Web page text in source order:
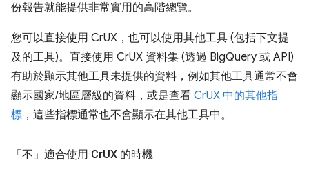
份報告就能提供非常實用的高階總覽。
您可以直接使用 CrUX，也可以使用其他工具 (包括下文提
及的工具)。直接使用 CrUX 資料集 (透過 BigQuery 或 API)
有助於顯示其他工具未提供的資料，例如其他工具通常不會
顯示國家/地區層級的資料，或是查看 CrUX 中的其他指
標 ，這些指標通常也不會顯示在其他工具中。
「不」 適合使用 CrUX 的時機